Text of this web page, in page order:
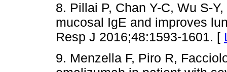
8. Pillai P, Chan Y-C, Wu S-
mucosal IgE and improves
Resp J 2016;48:1593-1601. [
9. Menzella F, Piro R,